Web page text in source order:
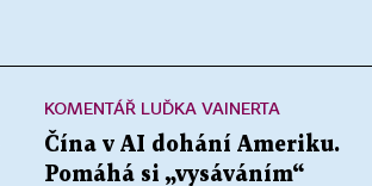
KOMENTÁŘ LUĎKA VAINERTA
Čína v AI dohání Ameriku.
Pomáhá si „vysáváním“